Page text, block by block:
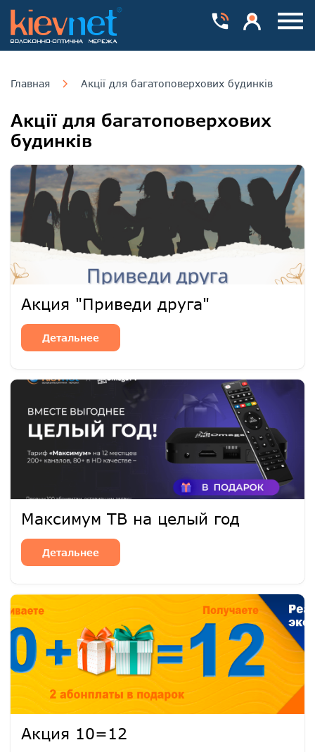
Главная Акції для багатоповерхових будинків
Акції для багатоповерхових
будинків
Акция "Приведи друга"
Детальнее
Максимум ТВ на целый год
Детальнее
Акция 10=12